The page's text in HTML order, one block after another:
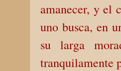
amanecer, y el
uno busca, en
su larga
tranquilamente